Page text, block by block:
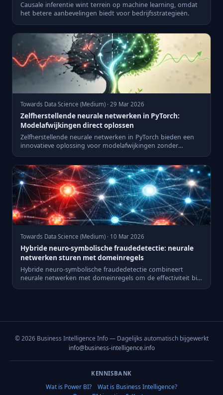
Causale inferentie wint terrein op machine learning, omdat
het betere aanbevelingen biedt voor bedrijfsstrategieën.
Towards Data Science (Medium) · 29 Mar 2026
Zelfherstellende neurale netwerken in PyTorch:
Modelafwijkingen direct oplossen
Zelfherstellende neurale netwerken in PyTorch bieden een
innovatieve oplossing voor modelafwijkingen zonder
Towards Data Science (Medium) · 10 Mar 2026
Hybride neuro-symbolische fraudedetectie: neurale
netwerken sturen met domeinregels
Hybride neuro-symbolische fraudedetectie combineert
neurale netwerken met domeinregels om de effectiviteit bij
© 2026 Business Intelligence Info — Dagelijks automatisch bijgewerkt
info@business-intelligence.info
KENNISBANK
Wat is Power BI?
Wat is Business Intelligence?